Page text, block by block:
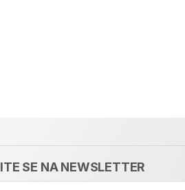
SE NA NEWSLETTER